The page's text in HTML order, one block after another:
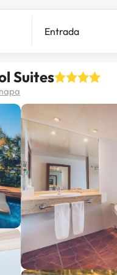
Entrada
Suites